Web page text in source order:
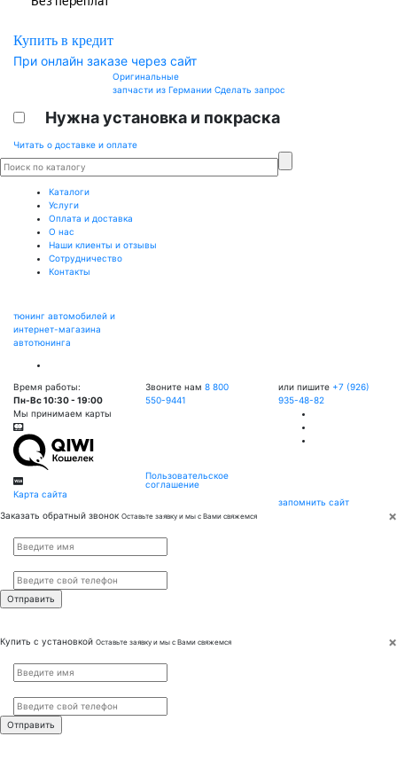
Купить в кредит
При онлайн заказе через сайт
Оригинальные
запчасти из Германии Сделать запрос
Нужна установка и покраска
Читать о доставке и оплате
Каталоги
Услуги
Оплата и доставка
О нас
Наши клиенты и отзывы
Сотрудничество
Контакты
тюнинг автомобилей и
интернет-магазина
автотюнинга
Время работы:
Пн-Вс 10:30 - 19:00
Мы принимаем карты
Карта сайта
Звоните нам 8 800
550-9441
Пользовательское
соглашение
или пишите +7 (926)
935-48-82
запомнить сайт
×
Заказать обратный звонок Оставьте заявку и мы с Вами свяжемся
×
Купить с установкой Оставьте заявку и мы с Вами свяжемся